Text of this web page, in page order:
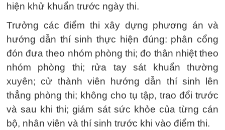
hiện khử khuẩn trước ngày thi.
Trưởng các điểm thi xây dựng phương án và
hướng dẫn thí sinh thực hiện đúng: phân cổng
đón đưa theo nhóm phòng thi; đo thân nhiệt theo
nhóm phòng thi; rửa tay sát khuẩn thường
xuyên; cử thành viên hướng dẫn thí sinh lên
thẳng phòng thi; không cho tụ tập, trao đổi trước
và sau khi thi; giám sát sức khỏe của từng cán
bộ, nhân viên và thí sinh trước khi vào điểm thi.